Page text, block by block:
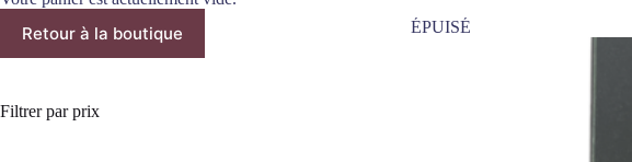
ÉPUISÉ
Retour à la boutique
Filtrer par prix